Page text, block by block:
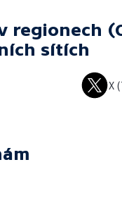
regionech
sítích
X